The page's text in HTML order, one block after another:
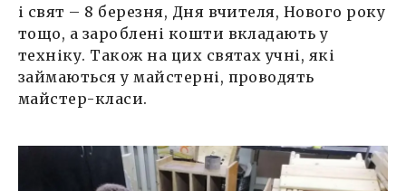
і свят – 8 березня, Дня вчителя, Нового року
тощо, а зароблені кошти вкладають у
техніку. Також на цих святах учні, які
займаються у майстерні, проводять
майстер-класи.